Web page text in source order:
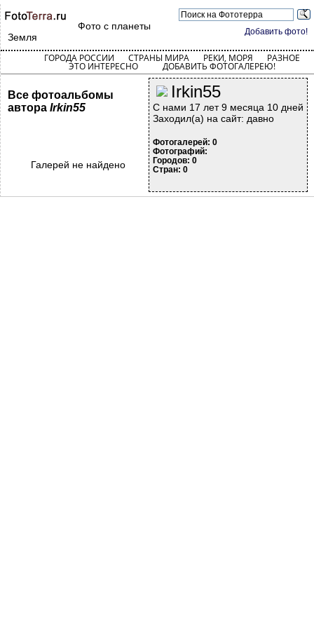
Добавить фото!
Фото с планеты
Земля
ГОРОДА РОССИИ СТРАНЫ МИРА РЕКИ, МОРЯ РАЗНОЕ
ЭТО ИНТЕРЕСНО ДОБАВИТЬ ФОТОГАЛЕРЕЮ!
Irkin55
С нами 17 лет 9 месяца 10 дней
Заходил(а) на сайт: давно
Фотогалерей: 0
Фотографий:
Городов: 0
Стран: 0
Все фотоальбомы
автора Irkin55
Галерей не найдено